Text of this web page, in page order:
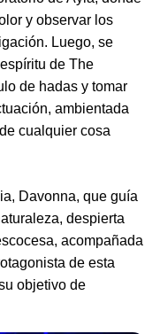
y observar los
Luego, se
de The
de hadas y tomar
ambientada
cualquier cosa
Davonna, que guía
despierta
acompañada
de esta
objetivo de